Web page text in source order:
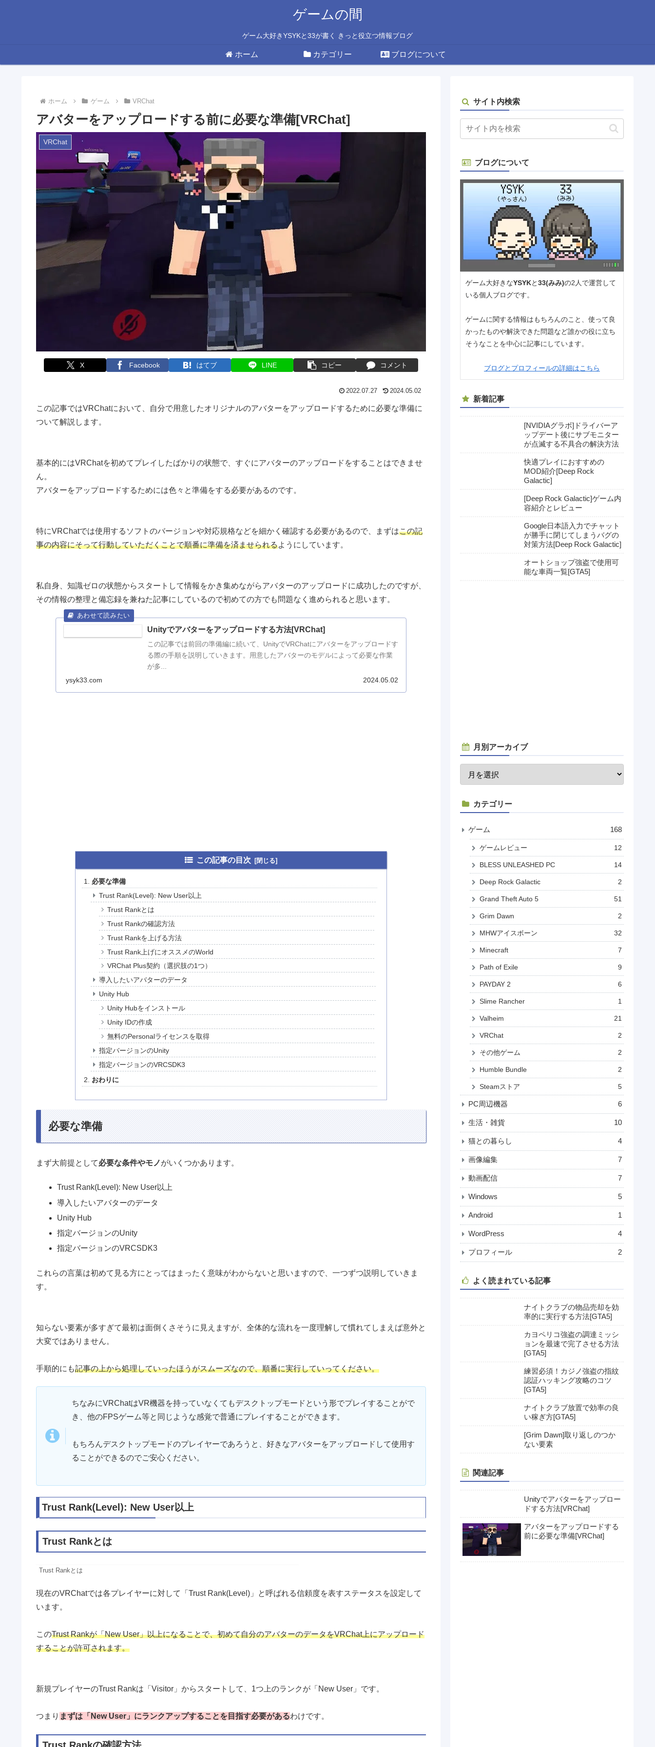
ゲームの間
ゲーム大好きYSYKと33が書く きっと役立つ情報ブログ
ホーム カテゴリー ブログについて
ホーム ゲーム VRChat
アバターをアップロードする前に必要な準備[VRChat]
VRChat
X Facebook はてブ LINE コピー コメント
2022.07.27 2024.05.02
この記事ではVRChatにおいて、自分で用意したオリジナルのアバターをアップロードするために必要な準備に
ついて解説します。
基本的にはVRChatを初めてプレイしたばかりの状態で、すぐにアバターのアップロードをすることはできませ
ん。
アバターをアップロードするためには色々と準備をする必要があるのです。
特にVRChatでは使用するソフトのバージョンや対応規格などを細かく確認する必要があるので、まずはこの記
事の内容にそって行動していただくことで順番に準備を済ませられるようにしています。
私自身、知識ゼロの状態からスタートして情報をかき集めながらアバターのアップロードに成功したのですが、
その情報の整理と備忘録を兼ねた記事にしているので初めての方でも問題なく進められると思います。
Unityでアバターをアップロードする方法[VRChat]
この記事では前回の準備編に続いて、UnityでVRChatにアバターをアップロードす
る際の手順を説明していきます。用意したアバターのモデルによって必要な作業
が多...
ysyk33.com
2024.05.02
この記事の目次
必要な準備
Trust Rank(Level): New User以上
Trust Rankとは
Trust Rankの確認方法
Trust Rankを上げる方法
Trust Rank上げにオススメのWorld
VRChat Plus契約（選択肢の1つ）
導入したいアバターのデータ
Unity Hub
Unity Hubをインストール
Unity IDの作成
無料のPersonalライセンスを取得
指定バージョンのUnity
指定バージョンのVRCSDK3
おわりに
必要な準備
まず大前提として必要な条件やモノがいくつかあります。
Trust Rank(Level): New User以上
導入したいアバターのデータ
Unity Hub
指定バージョンのUnity
指定バージョンのVRCSDK3
これらの言葉は初めて見る方にとってはまったく意味がわからないと思いますので、一つずつ説明していきま
す。
知らない要素が多すぎて最初は面倒くさそうに見えますが、全体的な流れを一度理解して慣れてしまえば意外と
大変ではありません。
手順的にも記事の上から処理していったほうがスムーズなので、順番に実行していってください。
ちなみにVRChatはVR機器を持っていなくてもデスクトップモードという形でプレイすることがで
き、他のFPSゲーム等と同じような感覚で普通にプレイすることができます。
もちろんデスクトップモードのプレイヤーであろうと、好きなアバターをアップロードして使用す
ることができるのでご安心ください。
Trust Rank(Level): New User以上
Trust Rankとは
Trust Rankとは
現在のVRChatでは各プレイヤーに対して「Trust Rank(Level)」と呼ばれる信頼度を表すステータスを設定して
います。
このTrust Rankが「New User」以上になることで、初めて自分のアバターのデータをVRChat上にアップロード
することが許可されます。
新規プレイヤーのTrust Rankは「Visitor」からスタートして、1つ上のランクが「New User」です。
つまり まずは「New User」にランクアップすることを目指す必要があるわけです。
サイト内検索
ブログについて
ゲーム大好きなYSYKと33(みみ)の2人で運営して
いる個人ブログです。
ゲームに関する情報はもちろんのこと、使って良
かったものや解決できた問題など誰かの役に立ち
そうなことを中心に記事にしています。
ブログとプロフィールの詳細はこちら
新着記事
[NVIDIAグラボ]ドライバーア
ップデート後にサブモニター
が点滅する不具合の解決方法
快適プレイにおすすめの
MOD紹介[Deep Rock
Galactic]
[Deep Rock Galactic]ゲーム内
容紹介とレビュー
Google日本語入力でチャット
が勝手に閉じてしまうバグの
対策方法[Deep Rock Galactic]
オートショップ強盗で使用可
能な車両一覧[GTA5]
月別アーカイブ
カテゴリー
ゲーム 168
ゲームレビュー 12
BLESS UNLEASHED PC 14
Deep Rock Galactic 2
Grand Theft Auto 5 51
Grim Dawn 2
MHWアイスボーン 32
Minecraft 7
Path of Exile 9
PAYDAY 2 6
Slime Rancher 1
Valheim 21
VRChat 2
その他ゲーム 2
Humble Bundle 2
Steamストア 5
PC周辺機器 6
生活・雑貨 10
猫との暮らし 4
画像編集 7
動画配信 7
Windows 5
Android 1
WordPress 4
プロフィール 2
よく読まれている記事
ナイトクラブの物品売却を効
率的に実行する方法[GTA5]
カヨペリコ強盗の調達ミッシ
ョンを最速で完了させる方法
[GTA5]
練習必須！カジノ強盗の指紋
認証ハッキング攻略のコツ
[GTA5]
ナイトクラブ放置で効率の良
い稼ぎ方[GTA5]
[Grim Dawn]取り返しのつか
ない要素
関連記事
Unityでアバターをアップロー
ドする方法[VRChat]
アバターをアップロードする
前に必要な準備[VRChat]